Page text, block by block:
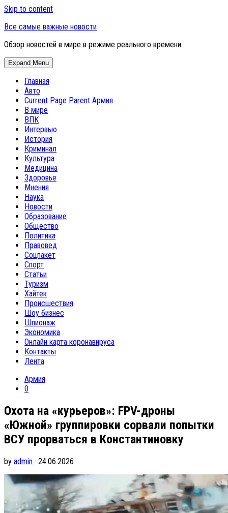
Skip to content
Все самые важные новости
Обзор новостей в мире в режиме реального времени
Expand Menu
Главная
Авто
Current Page Parent Армия
В мире
ВПК
Интервью
История
Криминал
Культура
Медицина
Здоровье
Мнения
Наука
Новости
Образование
Общество
Политика
Правовед
Соцпакет
Спорт
Статьи
Туризм
Хайтек
Происшествия
Шоу бизнес
Шпионаж
Экономика
Онлайн карта коронавируса
Контакты
Лента
Армия
0
Охота на «курьеров»: FPV-дроны
«Южной» группировки сорвали попытки
ВСУ прорваться в Константиновку
by admin · 24.06.2026